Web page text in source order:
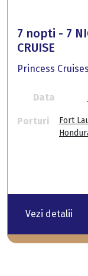
7 nopti - 7
CRUISE
Princess Cruises
Data
Porturi
Fort
Vezi detalii